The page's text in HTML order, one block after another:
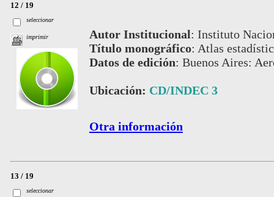
12 / 19
seleccionar
imprimir Autor Institucional: Instituto
Título monográfico: Atlas
Datos de edición: Buenos Aires:
Ubicación: CD/INDEC 3
Otra información
13 / 19
seleccionar